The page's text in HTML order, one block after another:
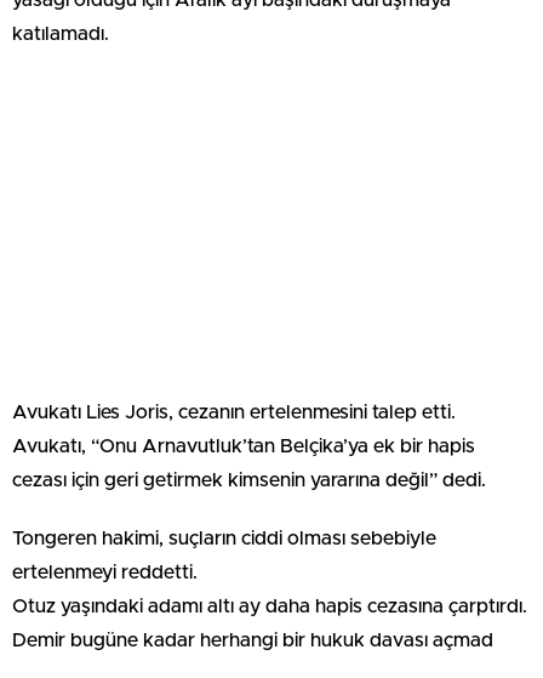
katılamadı.
Avukatı Lies Joris, cezanın ertelenmesini talep etti.
Avukatı, “Onu Arnavutluk’tan Belçika’ya ek bir hapis
cezası için geri getirmek kimsenin yararına değil” dedi.
Tongeren hakimi, suçların ciddi olması sebebiyle
ertelenmeyi reddetti.
Otuz yaşındaki adamı altı ay daha hapis cezasına çarptırdı.
Demir bugüne kadar herhangi bir hukuk davası açmad